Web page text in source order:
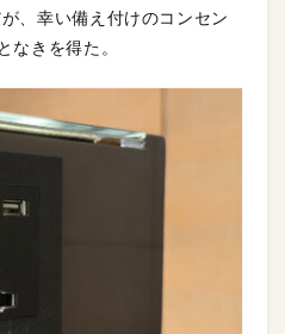
、幸い備え付けのコンセン
なきを得た。